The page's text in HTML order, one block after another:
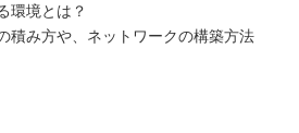
環境とは？
積み方や、ネットワークの構築方法